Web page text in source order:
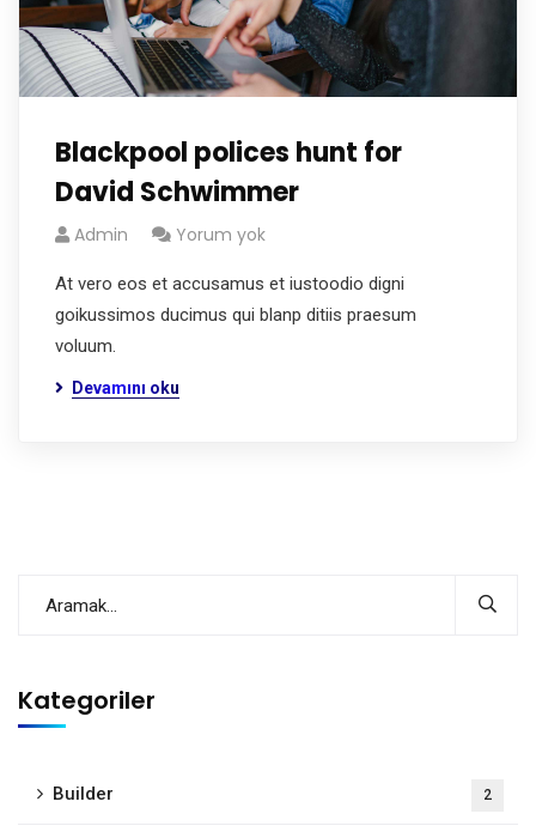
Blackpool polices hunt for
David Schwimmer
Admin Yorum yok
At vero eos et accusamus et iustoodio digni
goikussimos ducimus qui blanp ditiis praesum
voluum.
Devamını oku
Kategoriler
Builder 2